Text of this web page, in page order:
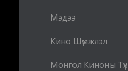
Мэдээ
Кино Шүүмжлэл
Монгол Киноны Түүх